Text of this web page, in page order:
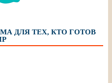
ДЛЯ ТЕХ, КТО ГОТОВ